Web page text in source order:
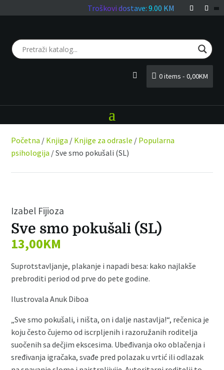
Troškovi dostave: 9.00 KM
0 items 0,00KM
Početna / Knjiga / Knjige za odrasle / Popularna
psihologija / Sve smo pokušali (SL)
Izabel Fijioza
Sve smo pokušali (SL)
13,00KM
Suprotstavljanje, plakanje i napadi besa: kako najlakše
prebroditi period od prve do pete godine.
Ilustrovala Anuk Diboa
„Sve smo pokušali, i ništa, on i dalje nastavlja!“, rečenica je
koju često čujemo od iscrpljenih i razoružanih roditelja
suočenih sa dečjim ekscesima. Ubeđivanja oko oblačenja i
sređivanja igračaka, svađe pred polazak u vrtić ili odlazak